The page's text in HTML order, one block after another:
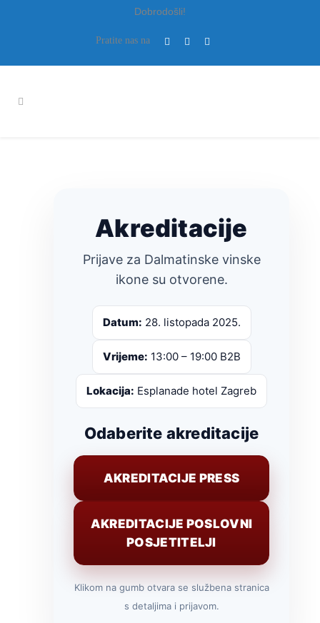
Dobrodošli!
Pratite nas na
Akreditacije
Prijave za Dalmatinske vinske
ikone su otvorene.
Datum: 28. listopada 2025.
Vrijeme: 13:00 – 19:00 B2B
Lokacija: Esplanade hotel Zagreb
Odaberite akreditacije
AKREDITACIJE PRESS
AKREDITACIJE POSLOVNI
POSJETITELJI
Klikom na gumb otvara se službena stranica
s detaljima i prijavom.